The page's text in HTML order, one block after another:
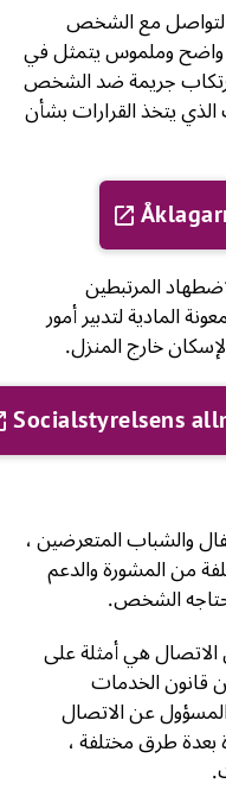
مع الشخص
وملموس يتمثل في
جريمة ضد الشخص
يتخذ القرارات بشأن
المرتبطين
المادية لتدبير أمور
خارج المنزل.
Socialstyrelsens
والشباب المتعرضين ،
من المشورة والدعم
الشخص.
هي أمثلة على
قانون الخدمات
عن الاتصال
طرق مختلفة ،